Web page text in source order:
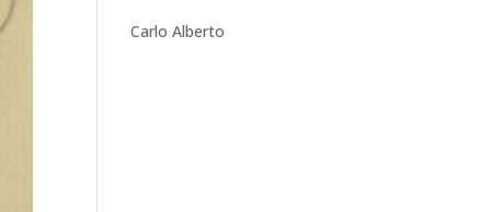
Carlo Alberto